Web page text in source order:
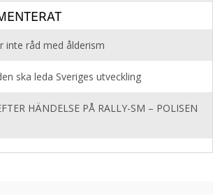
inte råd med ålderism
ska leda Sveriges utveckling
HÄNDELSE PÅ RALLY-SM – POLISEN